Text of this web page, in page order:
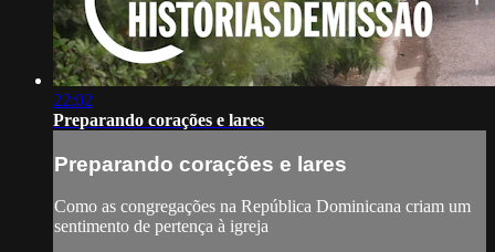
22:02
Preparando corações e lares
Preparando corações e lares
Como as congregações na República Dominicana criam um
sentimento de pertença à igreja